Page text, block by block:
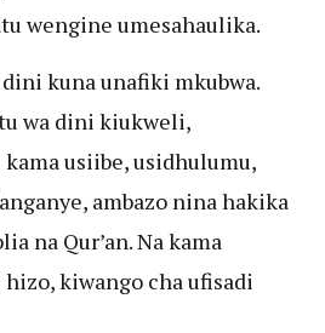
wengine umesahaulika.
kuna unafiki mkubwa.
wa dini kiukweli,
usiibe, usidhulumu,
ambazo nina hakika
na Qur’an. Na kama
kiwango cha ufisadi